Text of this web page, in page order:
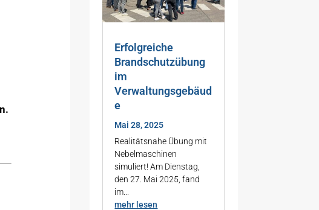
Erfolgreiche
Brandschutzübung
im
Verwaltungsgebäud
e
Mai 28, 2025
Realitätsnahe Übung mit
Nebelmaschinen
simuliert! Am Dienstag,
den 27. Mai 2025, fand
im...
mehr lesen